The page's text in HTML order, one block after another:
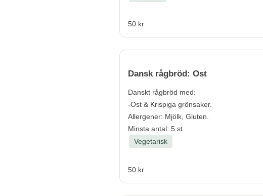
50 kr
Dansk rågbröd: Ost
Danskt rågbröd med:
-Ost & Krispiga grönsaker.
Allergener: Mjölk, Gluten.
Minsta antal: 5 st
Vegetarisk
50 kr